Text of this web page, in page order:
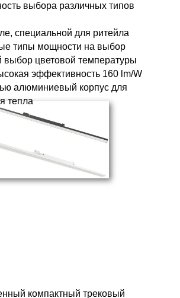
выбора различных типов
специальной для ритейла
типы мощности на выбор
выбор цветовой температуры
эффективность 160 lm/W
алюминиевый корпус для
тепла
компактный трековый